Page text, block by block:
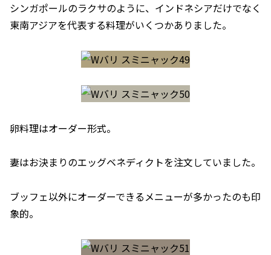
シンガポールのラクサのように、インドネシアだけでなく
東南アジアを代表する料理がいくつかありました。
卵料理はオーダー形式。
妻はお決まりのエッグベネディクトを注文していました。
ブッフェ以外にオーダーできるメニューが多かったのも印
象的。